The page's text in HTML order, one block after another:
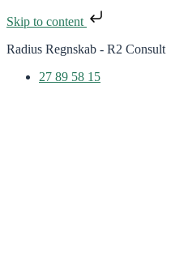
Skip to content
Radius Regnskab - R2 Consult
27 89 58 15